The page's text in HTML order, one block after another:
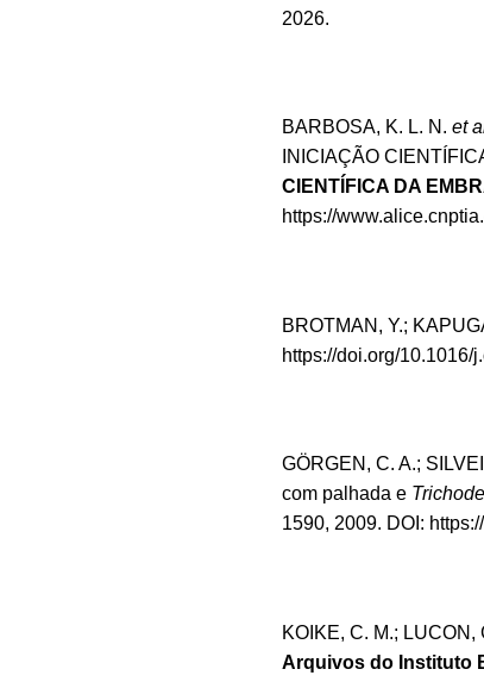
2026.
BARBOSA, K. L. N. et
INICIAÇÃO
CIENTÍFICA DA
https://
BROTMAN, Y.;
https://doi.org/10.1016/
GÖRGEN, C. A.;
com palhada e
1590, 2009. DOI:
KOIKE, C. M.;
Arquivos do Instituto